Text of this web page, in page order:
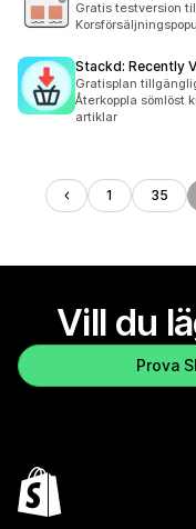
Gratis testversion
Stackd: Recently
Gratisplan
Återkoppla sömlöst
artiklar
1 35
Vill du
Prova